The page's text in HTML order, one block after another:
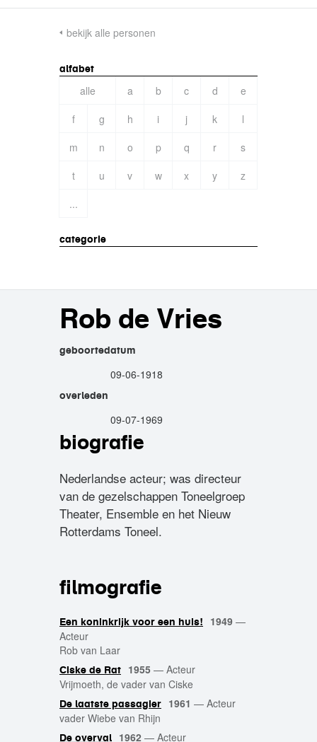
bekijk alle personen
alfabet
alle a b c d
e
f
g h i j k
l
m
n o p q r
s
t
u v w x y
z
...
categorie
Rob de Vries
geboortedatum
09-06-1918
overleden
09-07-1969
biografie
Nederlandse acteur; was directeur
van de gezelschappen Toneelgroep
Theater, Ensemble en het Nieuw
Rotterdams Toneel.
filmografie
Een koninkrijk voor een huis! 1949 —
Acteur
Rob van Laar
Ciske de Rat 1955 — Acteur
Vrijmoeth, de vader van Ciske
De laatste passagier 1961 — Acteur
vader Wiebe van Rhijn
De overval 1962 — Acteur